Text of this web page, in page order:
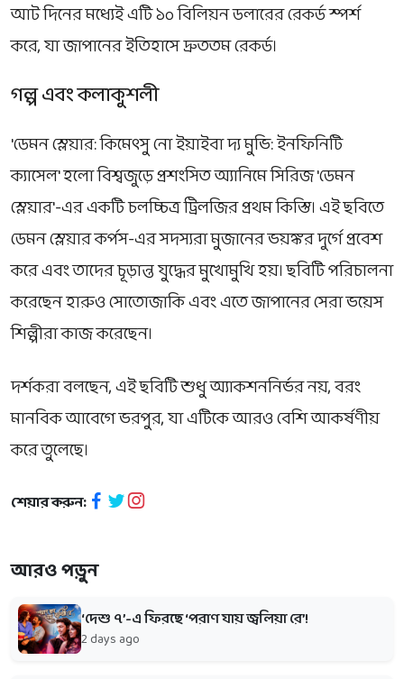
আট দিনের মধ্যেই এটি ১০ বিলিয়ন ডলারের রেকর্ড স্পর্শ
করে, যা জাপানের ইতিহাসে দ্রুততম রেকর্ড।
গল্প এবং কলাকুশলী
'ডেমন স্লেয়ার: কিমেৎসু নো ইয়াইবা দ্য মুভি: ইনফিনিটি
ক্যাসেল' হলো বিশ্বজুড়ে প্রশংসিত অ্যানিমে সিরিজ 'ডেমন
স্লেয়ার'-এর একটি চলচ্চিত্র ট্রিলজির প্রথম কিস্তি। এই ছবিতে
ডেমন স্লেয়ার কর্পস-এর সদস্যরা মুজানের ভয়ঙ্কর দুর্গে প্রবেশ
করে এবং তাদের চূড়ান্ত যুদ্ধের মুখোমুখি হয়। ছবিটি পরিচালনা
করেছেন হারুও সোতোজাকি এবং এতে জাপানের সেরা ভয়েস
শিল্পীরা কাজ করেছেন।
দর্শকরা বলছেন, এই ছবিটি শুধু অ্যাকশননির্ভর নয়, বরং
মানবিক আবেগে ভরপুর, যা এটিকে আরও বেশি আকর্ষণীয়
করে তুলেছে।
শেয়ার করুন:
আরও পড়ুন
‘দেশু ৭’-এ ফিরছে ‘পরাণ যায় জ্বলিয়া রে’!
2 days ago